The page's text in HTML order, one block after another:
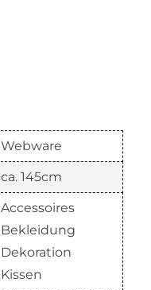
Webware
ca. 145cm
Accessoires
Bekleidung
Dekoration
Kissen